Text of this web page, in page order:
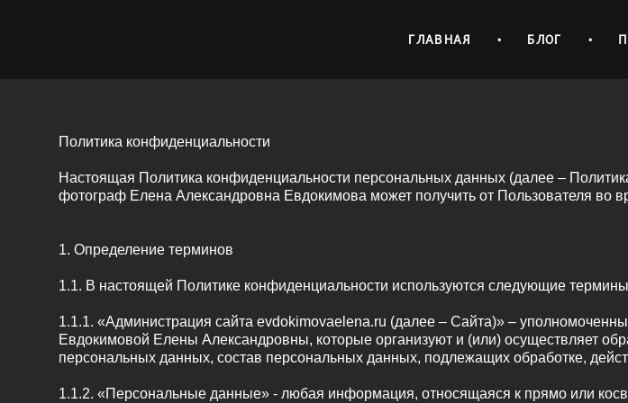
ГЛАВНАЯ • БЛОГ •
Политика конфиденциальности
Настоящая Политика конфиденциальности персональных данных (далее –
фотограф Елена Александровна Евдокимова может получить от Пользователя во
1. Определение терминов
1.1. В настоящей Политике конфиденциальности используются следующие
1.1.1. «Администрация сайта evdokimovaelena.ru (далее – Сайта)» –
Евдокимовой Елены Александровны, которые организуют и (или) осуществляет
персональных данных, состав персональных данных, подлежащих обработке,
1.1.2. «Персональные данные» - любая информация, относящаяся к прямо или